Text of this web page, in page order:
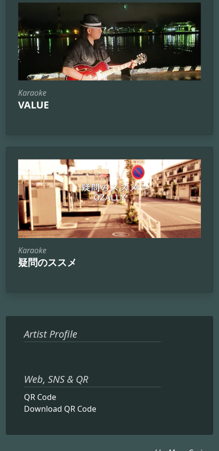
Karaoke
VALUE
Karaoke
疑問のススメ
Artist Profile
Web, SNS & QR
QR Code
Download QR Code